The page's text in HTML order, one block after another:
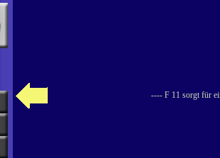
---- F 11 sorgt für